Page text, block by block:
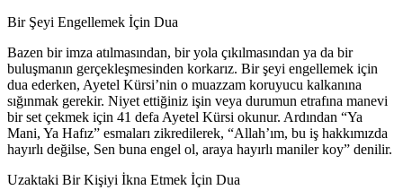
Bir Şeyi Engellemek İçin Dua
Bazen bir imza atılmasından, bir yola çıkılmasından ya da bir
buluşmanın gerçekleşmesinden korkarız. Bir şeyi engellemek için
dua ederken, Ayetel Kürsi’nin o muazzam koruyucu kalkanına
sığınmak gerekir. Niyet ettiğiniz işin veya durumun etrafına manevi
bir set çekmek için 41 defa Ayetel Kürsi okunur. Ardından “Ya
Mani, Ya Hafız” esmaları zikredilerek, “Allah’ım, bu iş hakkımızda
hayırlı değilse, Sen buna engel ol, araya hayırlı maniler koy” denilir.
Uzaktaki Bir Kişiyi İkna Etmek İçin Dua